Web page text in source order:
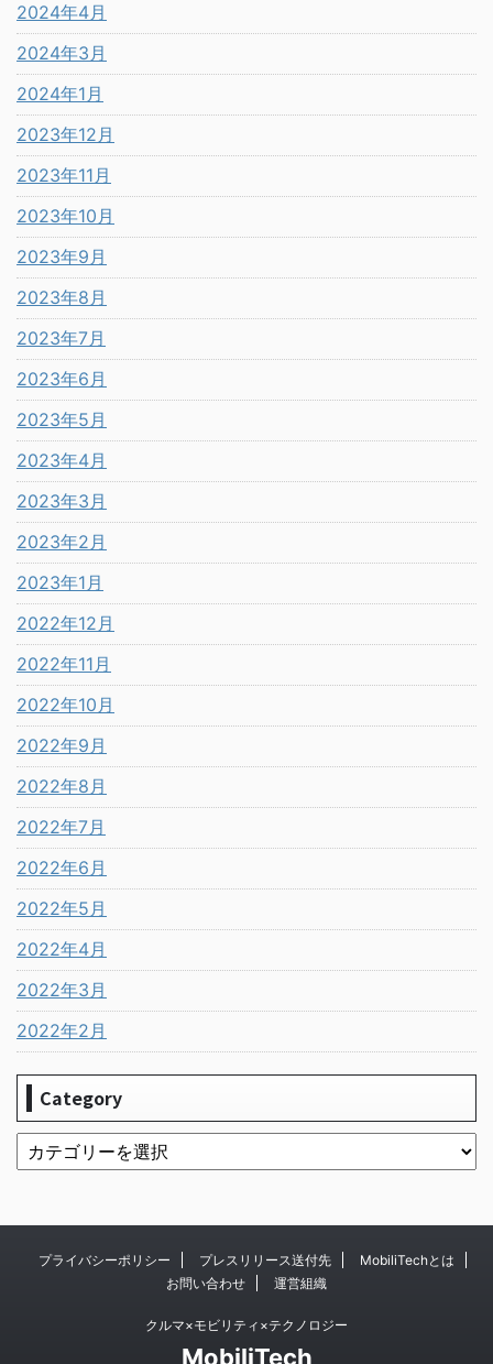
2024年4月
2024年3月
2024年1月
2023年12月
2023年11月
2023年10月
2023年9月
2023年8月
2023年7月
2023年6月
2023年5月
2023年4月
2023年3月
2023年2月
2023年1月
2022年12月
2022年11月
2022年10月
2022年9月
2022年8月
2022年7月
2022年6月
2022年5月
2022年4月
2022年3月
2022年2月
Category
プライバシーポリシー プレスリリース送付先
MobiliTechとは
お問い合わせ
運営組織
クルマ×モビリティ×テクノロジー
MobiliTech